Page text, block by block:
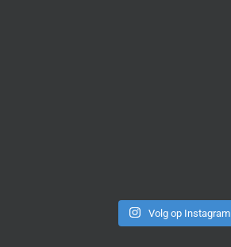
Volg op Instagram